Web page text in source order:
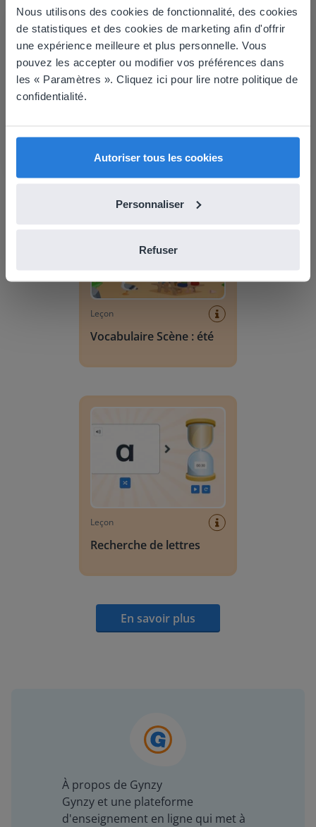
Nous utilisons des cookies de fonctionnalité, des cookies
de statistiques et des cookies de marketing afin d'offrir
une expérience meilleure et plus personnelle. Vous
pouvez les accepter ou modifier vos préférences dans
les « Paramètres ». Cliquez ici pour lire notre politique de
confidentialité.
Autoriser tous les cookies
Personnaliser
Refuser
Planificateur de journée :
Football
Vocabulaire Scène : été
Leçon
Vocabulaire Scène : été
Leçon
Recherche de lettres
En savoir plus
À propos de Gynzy
Gynzy et une plateforme
d'enseignement en ligne qui met à
This website doesn't match
your location
Based on your location, we think you might
prefer to visit our English website. There you'll
English
Français